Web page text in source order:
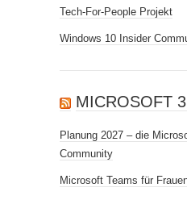
Tech-For-People Projekt
Windows 10 Insider
MICROSOFT
Planung 2027 – die
Community
Microsoft Teams für